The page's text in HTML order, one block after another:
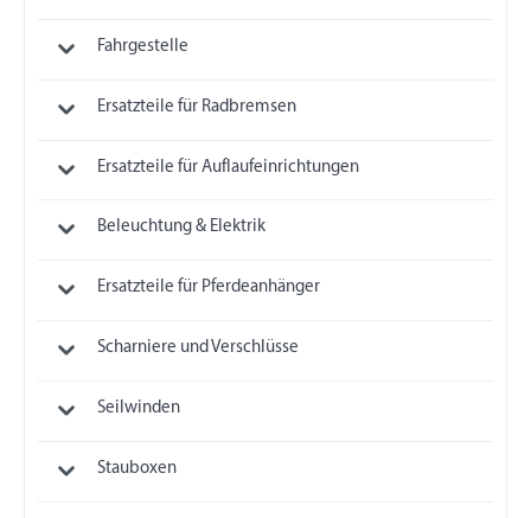
Fahrgestelle
Ersatzteile für Radbremsen
Ersatzteile für Auflaufeinrichtungen
Beleuchtung & Elektrik
Ersatzteile für Pferdeanhänger
Scharniere und Verschlüsse
Seilwinden
Stauboxen